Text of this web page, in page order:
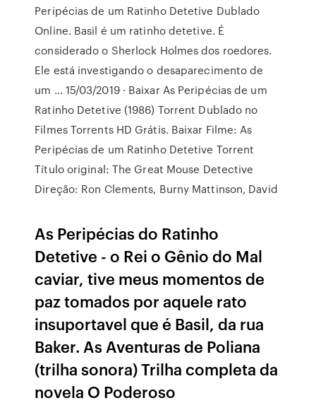
Peripécias de um Ratinho Detetive Dublado
Online. Basil é um ratinho detetive. É
considerado o Sherlock Holmes dos roedores.
Ele está investigando o desaparecimento de
um … 15/03/2019 · Baixar As Peripécias de um
Ratinho Detetive (1986) Torrent Dublado no
Filmes Torrents HD Grátis. Baixar Filme: As
Peripécias de um Ratinho Detetive Torrent
Título original: The Great Mouse Detective
Direção: Ron Clements, Burny Mattinson, David
As Peripécias do Ratinho
Detetive - o Rei o Gênio do Mal
caviar, tive meus momentos de
paz tomados por aquele rato
insuportavel que é Basil, da rua
Baker. As Aventuras de Poliana
(trilha sonora) Trilha completa da
novela O Poderoso